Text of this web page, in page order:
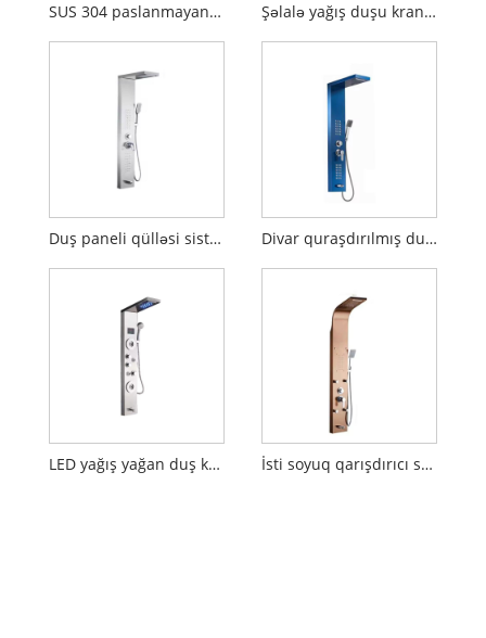
SUS 304 paslanmayan polad duş dəstləri Şəlalə yağış duşu kran dəsti
Duş paneli qülləsi sistemi Divar quraşdırılmış duş divar panelləri
LED yağış yağan duş kran İsti soyuq qarışdırıcı su duş paneli